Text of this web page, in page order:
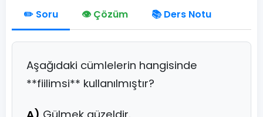
✏️ Soru 👁️ Çözüm 📚 Ders Notu
Aşağıdaki cümlelerin hangisinde
**fiilimsi** kullanılmıştır?